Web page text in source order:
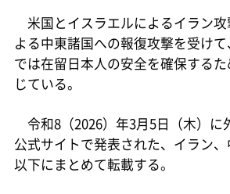
米国とイスラエルによるイラン
よる中東諸国への報復攻撃を受け
では在留日本人の安全を確保する
じている。
令和8（2026）年3月5日（木）に
公式サイトで発表された、イラン
以下にまとめて転載する。